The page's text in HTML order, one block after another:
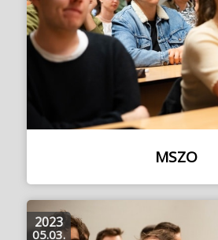
MSZO
2023
05.03.